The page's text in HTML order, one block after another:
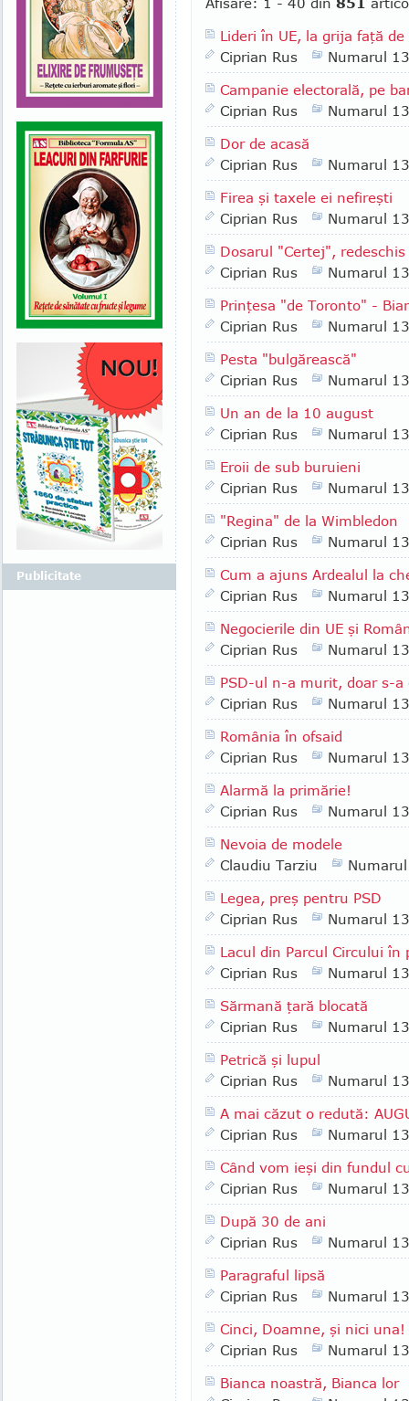
Lideri în UE, la grija faţă
Ciprian Rus
Numarul
Campanie electorală, pe
Ciprian Rus
Numarul
Dor de acasă
Ciprian Rus
Numarul
Firea şi taxele ei nefireşti
Ciprian Rus
Numarul
Dosarul "Certej", redeschis
Ciprian Rus
Numarul
Prinţesa "de Toronto" -
Ciprian Rus
Numarul
Pesta "bulgărească"
Ciprian Rus
Numarul
Un an de la 10 august
Ciprian Rus
Numarul
Eroii de sub buruieni
Ciprian Rus
Numarul
"Regina" de la Wimbledon
Ciprian Rus
Numarul
Cum a ajuns Ardealul la
Ciprian Rus
Numarul
Negocierile din UE şi
Ciprian Rus
Numarul
PSD-ul n-a murit, doar s-
Ciprian Rus
Numarul
România în ofsaid
Ciprian Rus
Numarul
Alarmă la primărie!
Ciprian Rus
Numarul
Nevoia de modele
Claudiu Tarziu
Legea, preş pentru PSD
Ciprian Rus
Numarul
Lacul din Parcul Circului în
Ciprian Rus
Numarul
Sărmană ţară blocată
Ciprian Rus
Numarul
Petrică şi lupul
Ciprian Rus
Numarul
A mai căzut o redută:
Ciprian Rus
Numarul
Când vom ieşi din fundul
Ciprian Rus
Numarul
După 30 de ani
Ciprian Rus
Numarul
Paragraful lipsă
Ciprian Rus
Numarul
Cinci, Doamne, şi nici una!
Ciprian Rus
Numarul
Bianca noastră, Bianca lor
Publicitate